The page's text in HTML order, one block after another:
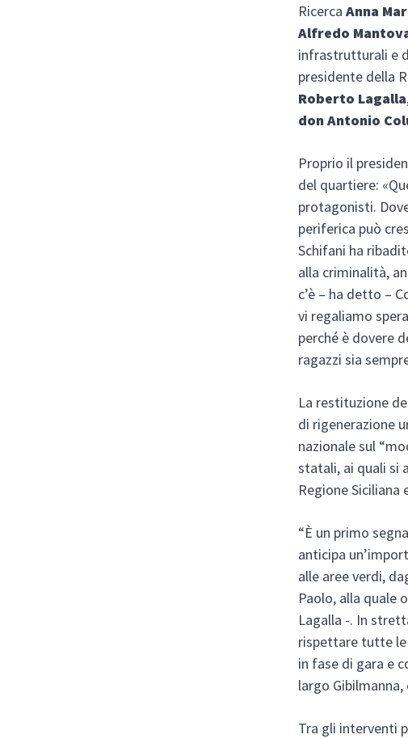
RicercaAnna
Alfredo
infrastrutturali e
presidente della
Roberto Lagalla
don Antonio
Proprio il
del quartiere:
protagonisti.
periferica può
Schifani ha
alla criminalità,
c’è – ha detto –
vi regaliamo
perché è dovere
ragazzi sia
La restituzione
di rigenerazione
nazionale sul
statali, ai quali si
Regione Siciliana
“È un primo
anticipa
alle aree verdi,
Paolo, alla quale
Lagalla -. In
rispettare tutte
in fase di gara e
largo
Tra gli interventi